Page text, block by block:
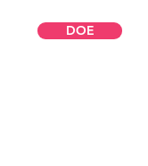
DOE